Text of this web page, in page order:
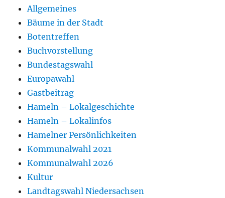
Allgemeines
Bäume in der Stadt
Botentreffen
Buchvorstellung
Bundestagswahl
Europawahl
Gastbeitrag
Hameln – Lokalgeschichte
Hameln – Lokalinfos
Hamelner Persönlichkeiten
Kommunalwahl 2021
Kommunalwahl 2026
Kultur
Landtagswahl Niedersachsen